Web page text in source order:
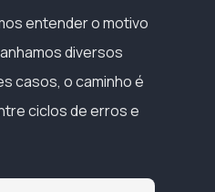
entender o motivo
diversos
casos, o caminho é
ciclos de erros e